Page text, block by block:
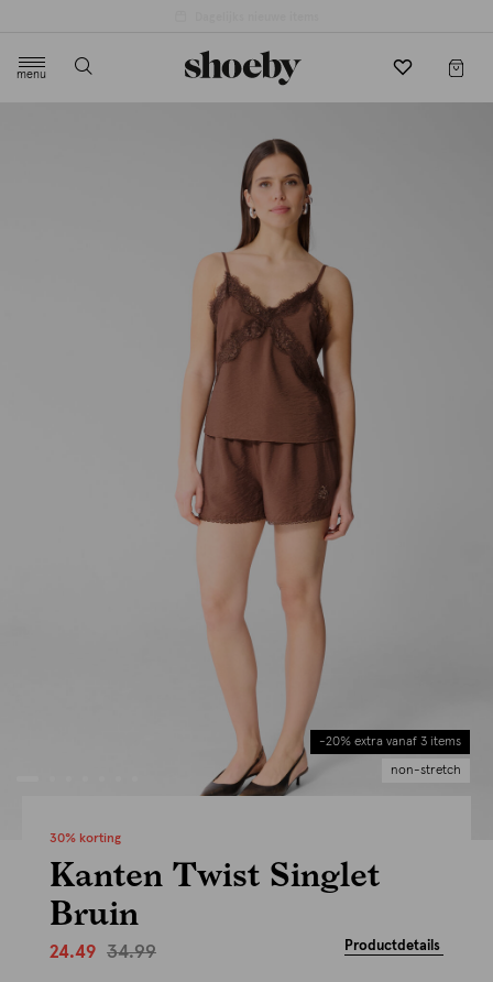
menu
-20% extra vanaf 3 items
non-stretch
30% korting
Kanten Twist Singlet
Bruin
24.49 34.99 Productdetails